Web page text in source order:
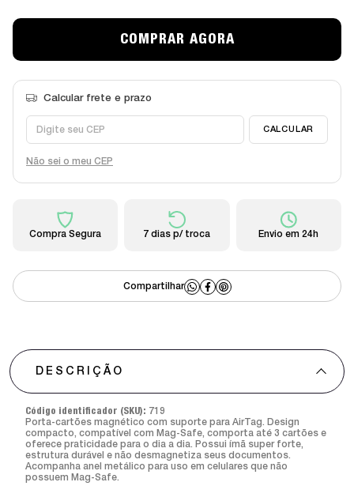
Não sei o meu CEP
Compra Segura 7 dias p/ troca Envio em 24h
DESCRIÇÃO
Código identificador (SKU): 719
Porta-cartões magnético com suporte para AirTag. Design
compacto, compatível com Mag-Safe, comporta até 3 cartões e
oferece praticidade para o dia a dia. Possui ímã super forte,
estrutura durável e não desmagnetiza seus documentos.
Acompanha anel metálico para uso em celulares que não
possuem Mag-Safe.